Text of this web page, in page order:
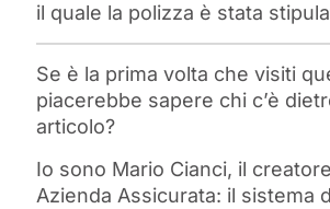
il quale la polizza è stata
Se è la prima volta che visiti
piacerebbe sapere chi c’è
articolo?
Io sono Mario Cianci, il
Azienda Assicurata: il sistema